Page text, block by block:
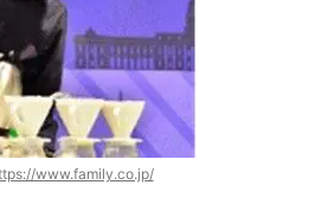
www.family.co.jp/